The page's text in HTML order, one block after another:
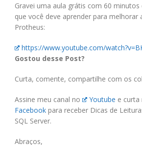
Gravei uma aula grátis com 60
que você deve aprender para melhorar
Protheus:
https://www.youtube.com/
Gostou desse Post?
Curta, comente, compartilhe com os
Assine meu canal no Youtube e
Facebook para receber Dicas de
SQL Server.
Abraços,